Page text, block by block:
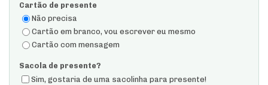
Cartão de presente
Não precisa
Cartão em branco, vou escrever eu mesmo
Cartão com mensagem
Sacola de presente?
Sim, gostaria de uma sacolinha para presente!